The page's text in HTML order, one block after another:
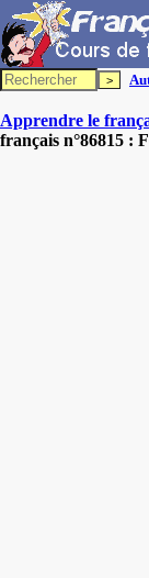
Apprendre le
français n°86815 :